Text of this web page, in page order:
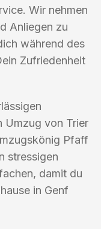
Wir nehmen
Anliegen zu
während des
Zufriedenheit
Umzug von Trier
Pfaff
stressigen
damit du
in Genf